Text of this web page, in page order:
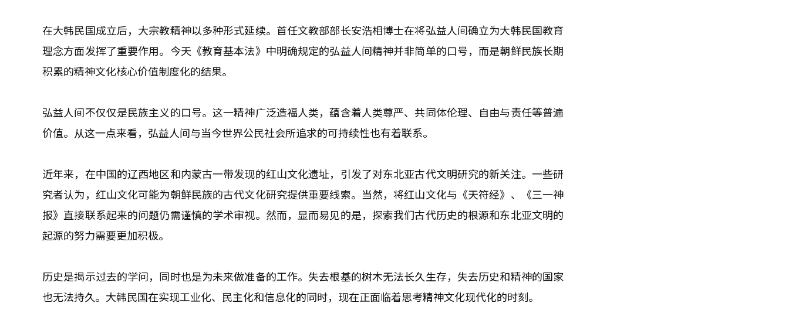
在大韩民国成立后，大宗教精神以多种形式延续。首任文教部部长安浩相博士在将弘益人间确立为大韩民国教育
理念方面发挥了重要作用。今天《教育基本法》中明确规定的弘益人间精神并非简单的口号，而是朝鲜民族长期
积累的精神文化核心价值制度化的结果。
弘益人间不仅仅是民族主义的口号。这一精神广泛造福人类，蕴含着人类尊严、共同体伦理、自由与责任等普遍
价值。从这一点来看，弘益人间与当今世界公民社会所追求的可持续性也有着联系。
近年来，在中国的辽西地区和内蒙古一带发现的红山文化遗址，引发了对东北亚古代文明研究的新关注。一些研
究者认为，红山文化可能为朝鲜民族的古代文化研究提供重要线索。当然，将红山文化与《天符经》、《三一神
报》直接联系起来的问题仍需谨慎的学术审视。然而，显而易见的是，探索我们古代历史的根源和东北亚文明的
起源的努力需要更加积极。
历史是揭示过去的学问，同时也是为未来做准备的工作。失去根基的树木无法长久生存，失去历史和精神的国家
也无法持久。大韩民国在实现工业化、民主化和信息化的同时，现在正面临着思考精神文化现代化的时刻。